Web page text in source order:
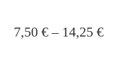
7,50 € – 14,25 €